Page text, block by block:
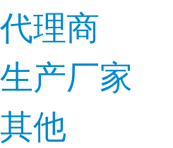
代理商
生产厂家
其他